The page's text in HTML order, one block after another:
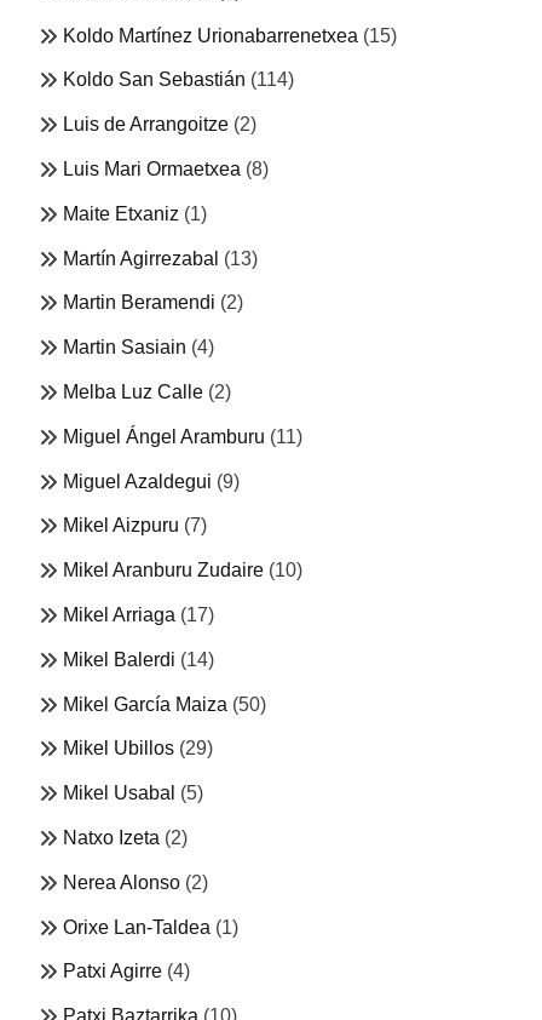
Koldo Martínez Urionabarrenetxea (15)
Koldo San Sebastián (114)
Luis de Arrangoitze (2)
Luis Mari Ormaetxea (8)
Maite Etxaniz (1)
Martín Agirrezabal (13)
Martin Beramendi (2)
Martin Sasiain (4)
Melba Luz Calle (2)
Miguel Ángel Aramburu (11)
Miguel Azaldegui (9)
Mikel Aizpuru (7)
Mikel Aranburu Zudaire (10)
Mikel Arriaga (17)
Mikel Balerdi (14)
Mikel García Maiza (50)
Mikel Ubillos (29)
Mikel Usabal (5)
Natxo Izeta (2)
Nerea Alonso (2)
Orixe Lan-Taldea (1)
Patxi Agirre (4)